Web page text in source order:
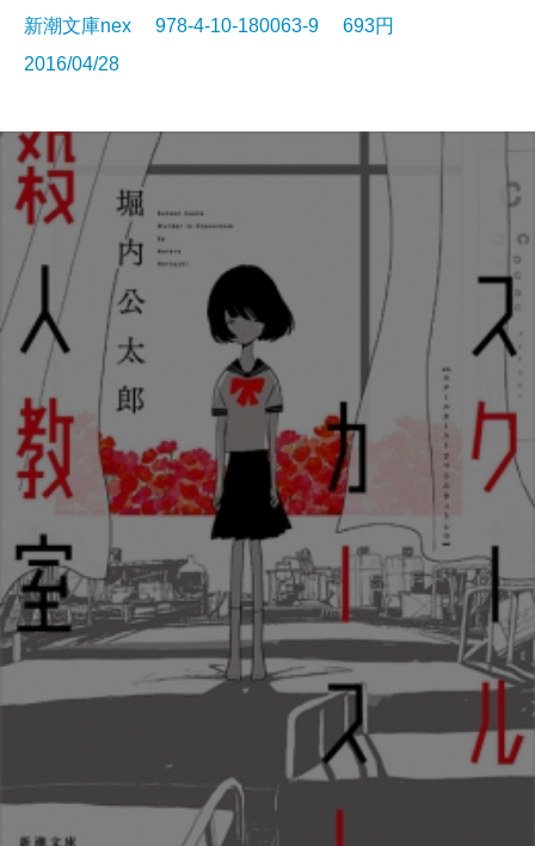
新潮文庫nex 978-4-10-180063-9 693円
2016/04/28